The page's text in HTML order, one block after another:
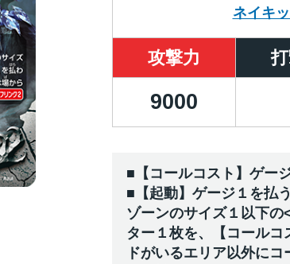
ネイキ
攻撃力
9000
■【コールコスト】ゲー
■【起動】ゲージ１を払
ゾーンのサイズ１以下
ター１枚を、【コール
ドがいるエリア以外に